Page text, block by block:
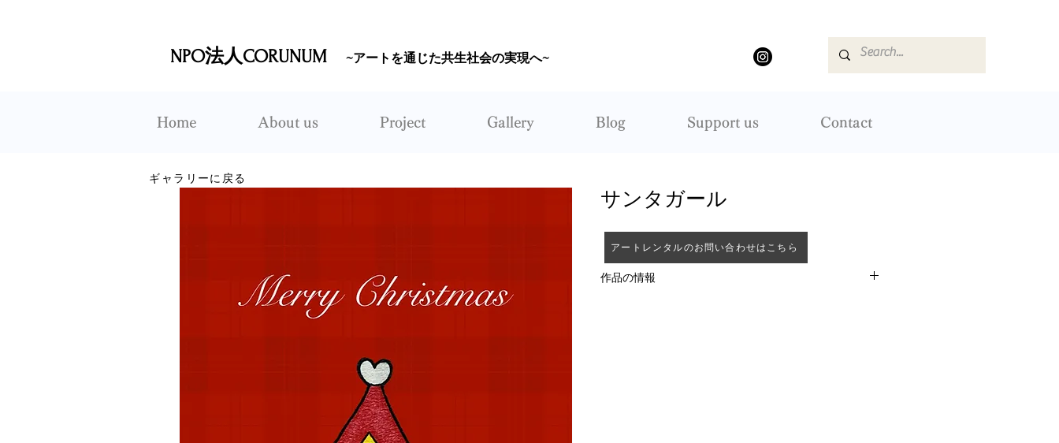
NPO法人CORUNUM ~アートを通じた共生社会の実現へ~
Home About us Project Gallery Blog Support us Contact
サンタガール
作品の情報
アートレンタルのお問い合わせはこちら
ギャラリーに戻る
CORUNUM